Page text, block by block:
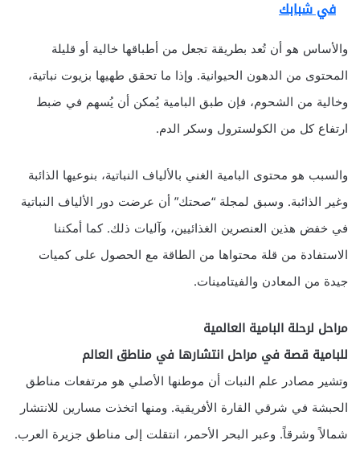
في شبابك
والأساس هو أن تُعد بطريقة تجعل من أطباقها خالية أو قليلة
المحتوى من الدهون الحيوانية. وإذا ما تحقق طهيها بزيوت نباتية،
وخالية من الشحوم، فإن طبق البامية يُمكن أن يُسهم في ضبط
ارتفاع كل من الكولسترول وسكر الدم.
والسبب هو محتوى البامية الغني بالألياف النباتية، بنوعيها الذائبة
وغير الذائبة. وسبق لمجلة “صحتك” أن عرضت دور الألياف النباتية
في خفض هذين العنصرين الغذائيين، وآليات ذلك. كما أمكننا
الاستفادة من قلة محتواها من الطاقة مع الحصول على كميات
جيدة من المعادن والفيتامينات.
مراحل لرحلة البامية العالمية
للبامية قصة في مراحل انتشارها في مناطق العالم
وتشير مصادر علم النبات أن موطنها الأصلي هو مرتفعات مناطق
الحبشة في شرقي القارة الأفريقية. ومنها اتخذت مسارين للانتشار
شمالاً وشرقاً. وعبر البحر الأحمر، انتقلت إلى مناطق جزيرة العرب.